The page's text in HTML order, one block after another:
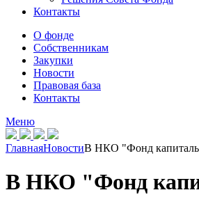
Контакты
О фонде
Собственникам
Закупки
Новости
Правовая база
Контакты
Меню
ГлавнаяНовостиВ НКО "Фонд
В НКО "Фонд